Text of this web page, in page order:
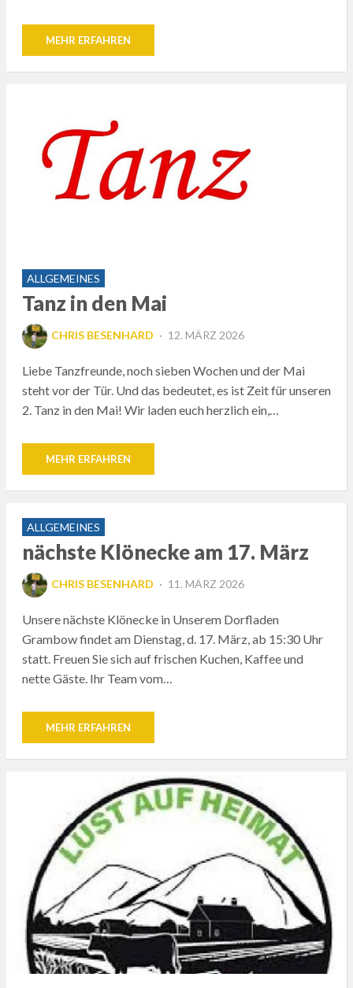
MEHR ERFAHREN
ALLGEMEINES
Tanz in den Mai
CHRIS BESENHARD
POSTED
12. MÄRZ 2026
Liebe Tanzfreunde, noch sieben Wochen und der Mai
steht vor der Tür. Und das bedeutet, es ist Zeit für unseren
2. Tanz in den Mai! Wir laden euch herzlich ein,…
MEHR ERFAHREN
ALLGEMEINES
nächste Klönecke am 17. März
CHRIS BESENHARD
POSTED
11. MÄRZ 2026
Unsere nächste Klönecke in Unserem Dorfladen
Grambow findet am Dienstag, d. 17. März, ab 15:30 Uhr
statt. Freuen Sie sich auf frischen Kuchen, Kaffee und
nette Gäste. Ihr Team vom…
MEHR ERFAHREN